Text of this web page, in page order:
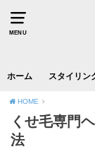
MENU
ホーム スタイリン
HOME
くせ毛専門
法